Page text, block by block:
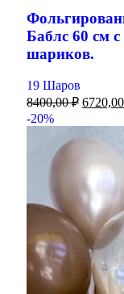
Баблс 60 см
шариков.
19 Шаров
8400,00₽ 6720,00
-20%